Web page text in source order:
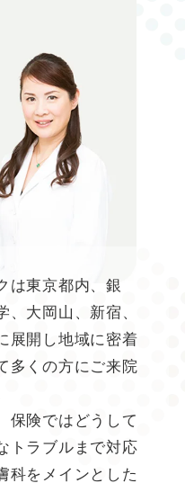
は東京都内、銀
、大岡山、新宿、
展開し地域に密着
多くの方にご来院
保険ではどうして
トラブルまで対応
科をメインとした